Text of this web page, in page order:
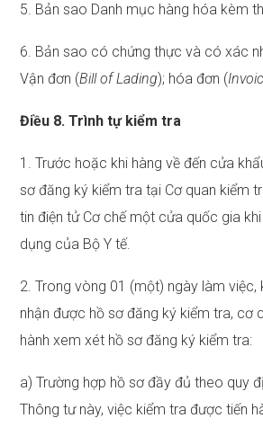
5. Bản sao Danh mục hàng hóa kèm
6. Bản sao có chứng thực và có xác
Vận đơn (Billof Lading); hóa đơn (
Điều 8. Trình tự kiểm tra
1. Trước hoặc khi hàng về đến cửa
sơ đăng ký kiểm tra tại Cơ quan kiểm
tin điện tử Cơ chế một cửa quốc gia
dụng của Bộ Y tế.
2. Trong vòng 01 (một) ngày làm việc,
nhận được hồ sơ đăng ký kiểm tra, cơ
hành xem xét hồ sơ đăng ký kiểm tra:
a) Trường hợp hồ sơ đầy đủ theo quy
Thông tư này, việc kiểm tra được tiến